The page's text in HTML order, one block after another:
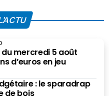
de la France
mercredi 5 août
d’euros en jeu
: le sparadrap
de bois